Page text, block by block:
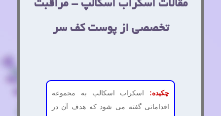
مقالات اسکراب اسکالپ - مراقبت
تخصصی از پوست کف سر
چکیده: اسکراب اسکالپ به مجموعه
اقداماتی گفته می شود که هدف آن در